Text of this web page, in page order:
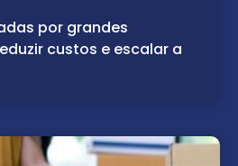
por grandes
custos e escalar a